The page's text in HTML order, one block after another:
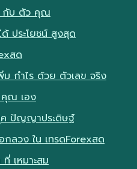
กับ ตัว คุณ
ด้ ประโยชน์ สูงสุด
สด
ม กำไร ด้วย ตัวเลข จริง
คุณ เอง
ค ปัญญาประดิษฐ์
ลวง ใน เทรดForexสด
เหมาะสม